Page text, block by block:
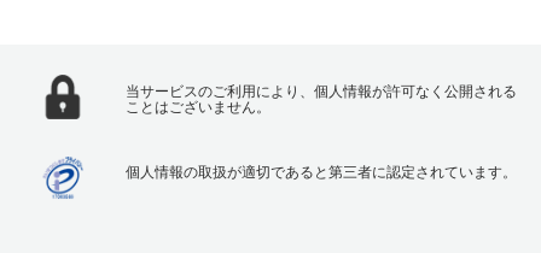
当サービスのご利用により、個人情報が許可なく公開される
ことはございません。
個人情報の取扱が適切であると第三者に認定されています。